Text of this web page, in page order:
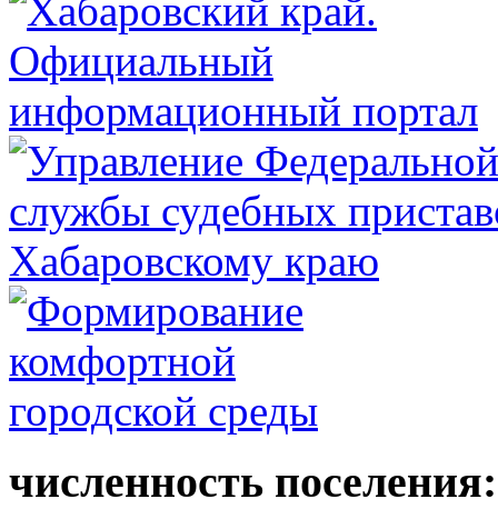
численность поселения: